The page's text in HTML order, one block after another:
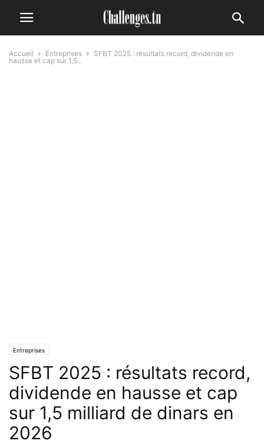
Accueil Entreprises
SFBT 2025 : résultats record, dividende en
hausse et cap sur 1,5...
Entreprises
SFBT 2025 : résultats record,
dividende en hausse et cap
sur 1,5 milliard de dinars en
2026